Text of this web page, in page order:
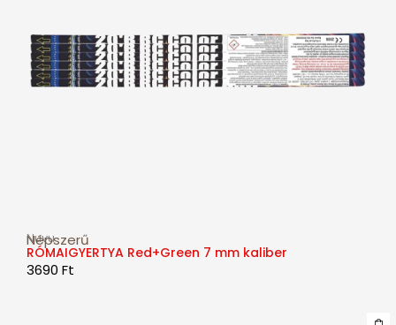
Népszerű
Nuvu
RÓMAIGYERTYA Red+Green 7 mm kaliber
3690 Ft